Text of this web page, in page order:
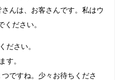
んは、お客さんです。私はウ
ください。
ださい。
す。
ですね。少々お待ちくださ